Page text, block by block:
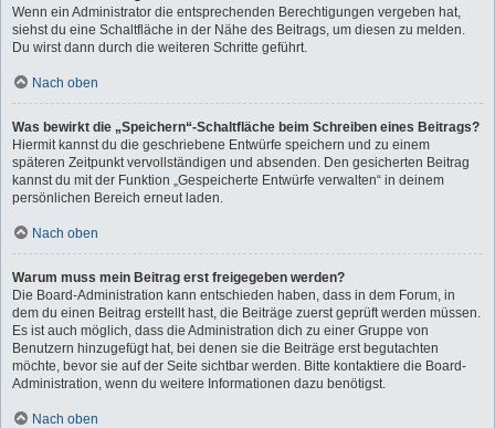
Wenn ein Administrator die entsprechenden Berechtigungen vergeben hat,
siehst du eine Schaltfläche in der Nähe des Beitrags, um diesen zu melden.
Du wirst dann durch die weiteren Schritte geführt.
Nach oben
Was bewirkt die „Speichern“-Schaltfläche beim Schreiben eines Beitrags?
Hiermit kannst du die geschriebene Entwürfe speichern und zu einem
späteren Zeitpunkt vervollständigen und absenden. Den gesicherten Beitrag
kannst du mit der Funktion „Gespeicherte Entwürfe verwalten“ in deinem
persönlichen Bereich erneut laden.
Nach oben
Warum muss mein Beitrag erst freigegeben werden?
Die Board-Administration kann entschieden haben, dass in dem Forum, in
dem du einen Beitrag erstellt hast, die Beiträge zuerst geprüft werden müssen.
Es ist auch möglich, dass die Administration dich zu einer Gruppe von
Benutzern hinzugefügt hat, bei denen sie die Beiträge erst begutachten
möchte, bevor sie auf der Seite sichtbar werden. Bitte kontaktiere die Board-
Administration, wenn du weitere Informationen dazu benötigst.
Nach oben